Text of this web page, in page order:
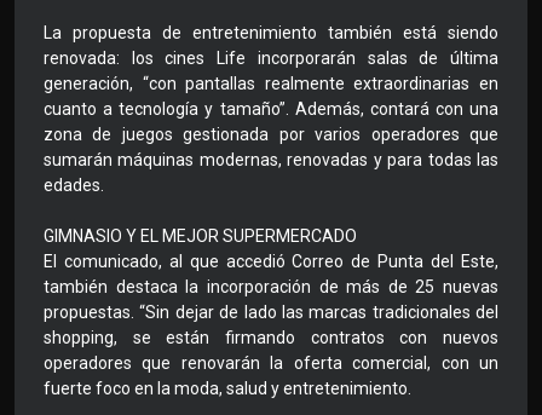
La propuesta de entretenimiento también está siendo
renovada: los cines Life incorporarán salas de última
generación, “con pantallas realmente extraordinarias en
cuanto a tecnología y tamaño”. Además, contará con una
zona de juegos gestionada por varios operadores que
sumarán máquinas modernas, renovadas y para todas las
edades.
GIMNASIO Y EL MEJOR SUPERMERCADO
El comunicado, al que accedió Correo de Punta del Este,
también destaca la incorporación de más de 25 nuevas
propuestas. “Sin dejar de lado las marcas tradicionales del
shopping, se están firmando contratos con nuevos
operadores que renovarán la oferta comercial, con un
fuerte foco en la moda, salud y entretenimiento.